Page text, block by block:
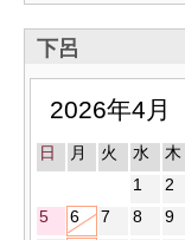
下呂
2026年4月
日 月 火 水 木
1
2
5
6 7 8 9